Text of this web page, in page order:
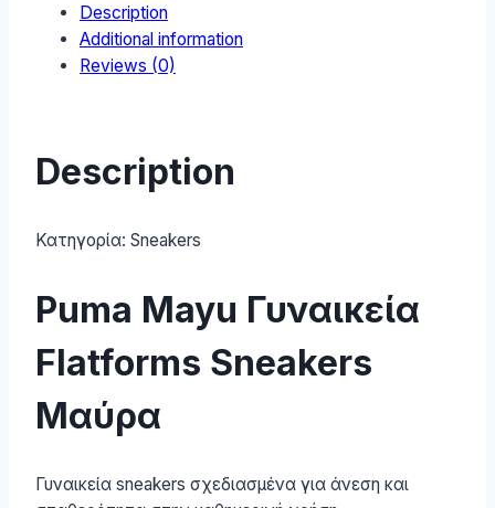
quantityDescription
Additional information
Reviews (0)
Description
Κατηγορία: Sneakers
Puma Mayu Γυναικεία
Flatforms Sneakers
Μαύρα
Γυναικεία sneakers σχεδιασμένα για άνεση και